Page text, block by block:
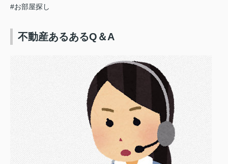
#お部屋探し
不動産あるあるQ＆A